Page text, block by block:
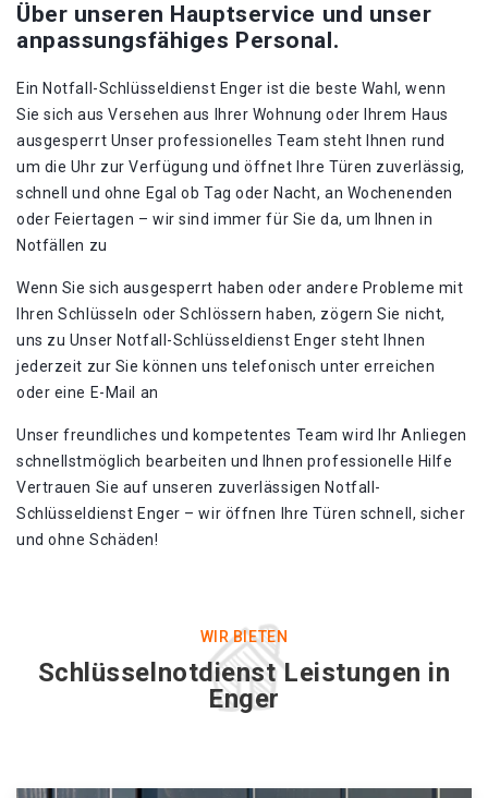
Über unseren Hauptservice und unser
anpassungsfähiges Personal.
Ein Notfall-Schlüsseldienst Enger ist die beste Wahl, wenn
Sie sich aus Versehen aus Ihrer Wohnung oder Ihrem Haus
ausgesperrt Unser professionelles Team steht Ihnen rund
um die Uhr zur Verfügung und öffnet Ihre Türen zuverlässig,
schnell und ohne Egal ob Tag oder Nacht, an Wochenenden
oder Feiertagen – wir sind immer für Sie da, um Ihnen in
Notfällen zu
Wenn Sie sich ausgesperrt haben oder andere Probleme mit
Ihren Schlüsseln oder Schlössern haben, zögern Sie nicht,
uns zu Unser Notfall-Schlüsseldienst Enger steht Ihnen
jederzeit zur Sie können uns telefonisch unter erreichen
oder eine E-Mail an
Unser freundliches und kompetentes Team wird Ihr Anliegen
schnellstmöglich bearbeiten und Ihnen professionelle Hilfe
Vertrauen Sie auf unseren zuverlässigen Notfall-
Schlüsseldienst Enger – wir öffnen Ihre Türen schnell, sicher
und ohne Schäden!​
WIR BIETEN
Schlüsselnotdienst Leistungen in
Enger